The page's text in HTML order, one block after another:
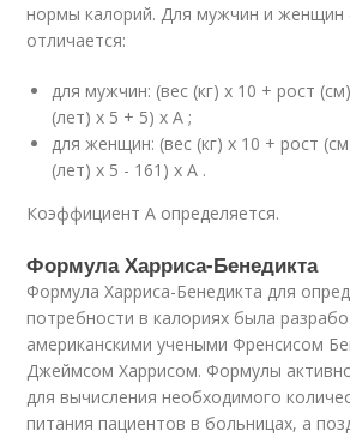
нормы калорий. Для мужчин и женщин
отличается:
для мужчин: (вес (кг) x 10 + рост
(лет) x 5 + 5) x A ;
для женщин: (вес (кг) x 10 + рост
(лет) x 5 - 161) x A .
Коэффициент A определяется.
Формула Харриса-Бенедикта
Формула Харриса-Бенедикта для
потребности в калориях была
американскими учеными Френсисом
Джеймсом Харрисом. Формулы
для вычисления необходимого
питания пациентов в больницах, а